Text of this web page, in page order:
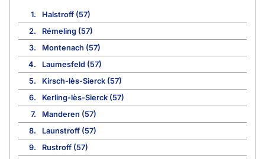
1.
Halstroff (57)
2.
Rémeling (57)
3.
Montenach (57)
4.
Laumesfeld (57)
5.
Kirsch-lès-Sierck (57)
6.
Kerling-lès-Sierck (57)
7.
Manderen (57)
8.
Launstroff (57)
9.
Rustroff (57)